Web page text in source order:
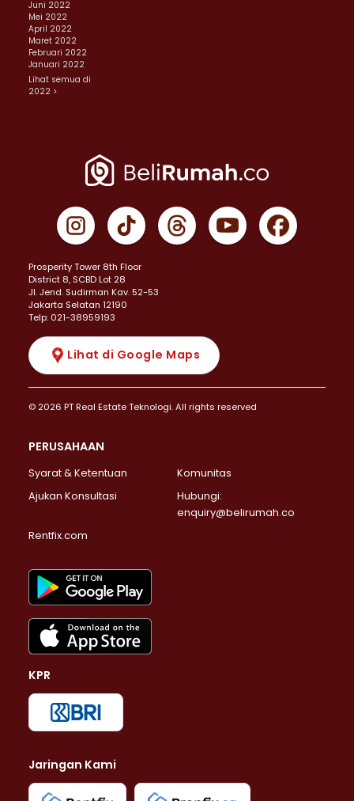
Juni 2022
Mei 2022
April 2022
Maret 2022
Februari 2022
Januari 2022
Lihat semua di
2022 >
Prosperity Tower 8th Floor
District 8, SCBD Lot 28
JI. Jend. Sudirman Kav. 52-53
Jakarta Selatan 12190
Telp: 021-38959193
Lihat di Google Maps
© 2026 PT Real Estate Teknologi. All rights reserved
PERUSAHAAN
Syarat & Ketentuan
Komunitas
Ajukan Konsultasi
Hubungi:
enquiry@belirumah.co
Rentfix.com
KPR
Jaringan Kami